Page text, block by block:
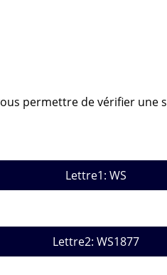
permettre de vérifier une
Lettre1: WS
Lettre2: WS1877